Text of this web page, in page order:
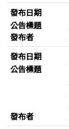
發布日期
公告標題
發布者
發布日期
公告標題
發布者